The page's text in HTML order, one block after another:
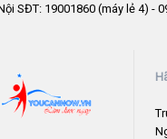
SĐT: 19001860 (máy lẻ 4) -